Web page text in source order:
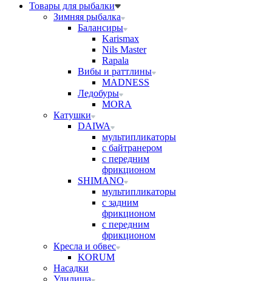
Товары для рыбалки
Зимняя рыбалка
Балансиры
Karismax
Nils Master
Rapala
Вибы и раттлины
MADNESS
Ледобуры
MORA
Катушки
DAIWA
мультипликаторы
с байтранером
с передним
фрикционом
SHIMANO
мультипликаторы
с задним
фрикционом
с передним
фрикционом
Кресла и обвес
KORUM
Насадки
Удилища